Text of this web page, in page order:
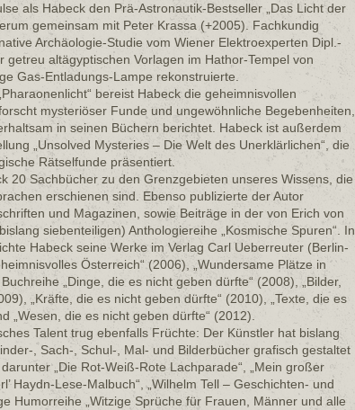
als Habeck den Prä-Astronautik-Bestseller „Das Licht der
gemeinsam mit Peter Krassa (+2005). Fachkundig
Archäologie-Studie vom Wiener Elektroexperten Dipl.-
getreu altägyptischen Vorlagen im Hathor-Tempel von
Gas-Entladungs-Lampe rekonstruierte.
bereist Habeck die geheimnisvollen
mysteriöser Funde und ungewöhnliche Begebenheiten,
in seinen Büchern berichtet. Habeck ist außerdem
„Unsolved Mysteries – Die Welt des Unerklärlichen“, die
Rätselfunde präsentiert.
20 Sachbücher zu den Grenzgebieten unseres Wissens, die
erschienen sind. Ebenso publizierte der Autor
und Magazinen, sowie Beiträge in der von Erich von
siebenteiligen) Anthologiereihe „Kosmische Spuren“. In
Habeck seine Werke im Verlag Carl Ueberreuter (Berlin-
Österreich“ (2006), „Wundersame Plätze in
„Dinge, die es nicht geben dürfte“ (2008), „Bilder,
„Kräfte, die es nicht geben dürfte“ (2010), „Texte, die es
„Wesen, die es nicht geben dürfte“ (2012).
Talent trug ebenfalls Früchte: Der Künstler hat bislang
, Sach-, Schul-, Mal- und Bilderbücher grafisch gestaltet
„Die Rot-Weiß-Rote Lachparade“, „Mein großer
Haydn-Lese-Malbuch“, „Wilhelm Tell – Geschichten- und
Humorreihe „Witzige Sprüche für Frauen, Männer und alle